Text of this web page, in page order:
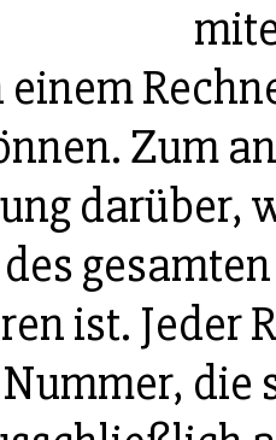
einem
Zum
darüber,
ist. Jeder
die